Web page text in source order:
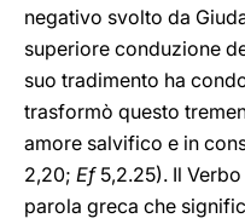
negativo svolto da
superiore conduzione
suo tradimento ha
trasformò questo
amore salvifico e in
2,20; Ef5,2.25). Il Verbo
parola greca che